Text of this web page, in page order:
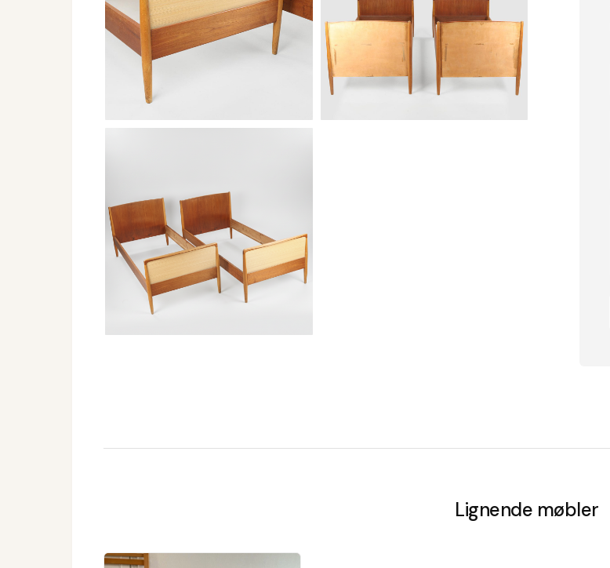
Lignende møbler